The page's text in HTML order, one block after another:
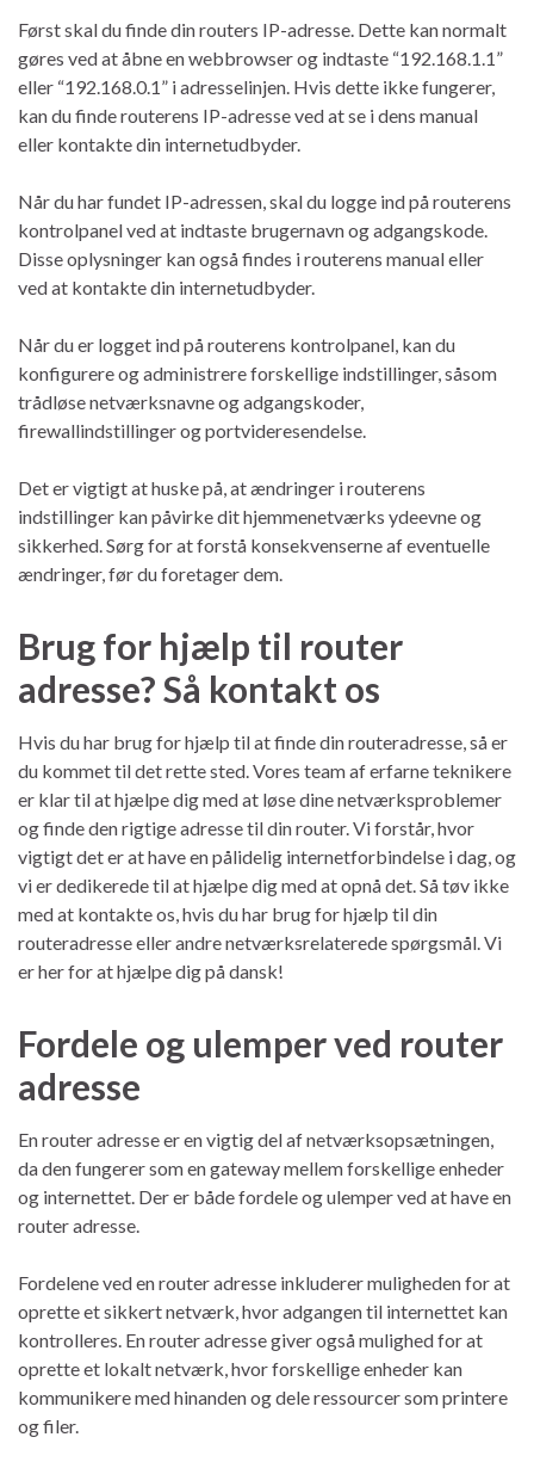
Først skal du finde din routers IP-adresse. Dette kan normalt
gøres ved at åbne en webbrowser og indtaste “192.168.1.1”
eller “192.168.0.1” i adresselinjen. Hvis dette ikke fungerer,
kan du finde routerens IP-adresse ved at se i dens manual
eller kontakte din internetudbyder.
Når du har fundet IP-adressen, skal du logge ind på routerens
kontrolpanel ved at indtaste brugernavn og adgangskode.
Disse oplysninger kan også findes i routerens manual eller
ved at kontakte din internetudbyder.
Når du er logget ind på routerens kontrolpanel, kan du
konfigurere og administrere forskellige indstillinger, såsom
trådløse netværksnavne og adgangskoder,
firewallindstillinger og portvideresendelse.
Det er vigtigt at huske på, at ændringer i routerens
indstillinger kan påvirke dit hjemmenetværks ydeevne og
sikkerhed. Sørg for at forstå konsekvenserne af eventuelle
ændringer, før du foretager dem.
Brug for hjælp til router
adresse? Så kontakt os
Hvis du har brug for hjælp til at finde din routeradresse, så er
du kommet til det rette sted. Vores team af erfarne teknikere
er klar til at hjælpe dig med at løse dine netværksproblemer
og finde den rigtige adresse til din router. Vi forstår, hvor
vigtigt det er at have en pålidelig internetforbindelse i dag, og
vi er dedikerede til at hjælpe dig med at opnå det. Så tøv ikke
med at kontakte os, hvis du har brug for hjælp til din
routeradresse eller andre netværksrelaterede spørgsmål. Vi
er her for at hjælpe dig på dansk!
Fordele og ulemper ved router
adresse
En router adresse er en vigtig del af netværksopsætningen,
da den fungerer som en gateway mellem forskellige enheder
og internettet. Der er både fordele og ulemper ved at have en
router adresse.
Fordelene ved en router adresse inkluderer muligheden for at
oprette et sikkert netværk, hvor adgangen til internettet kan
kontrolleres. En router adresse giver også mulighed for at
oprette et lokalt netværk, hvor forskellige enheder kan
kommunikere med hinanden og dele ressourcer som printere
og filer.